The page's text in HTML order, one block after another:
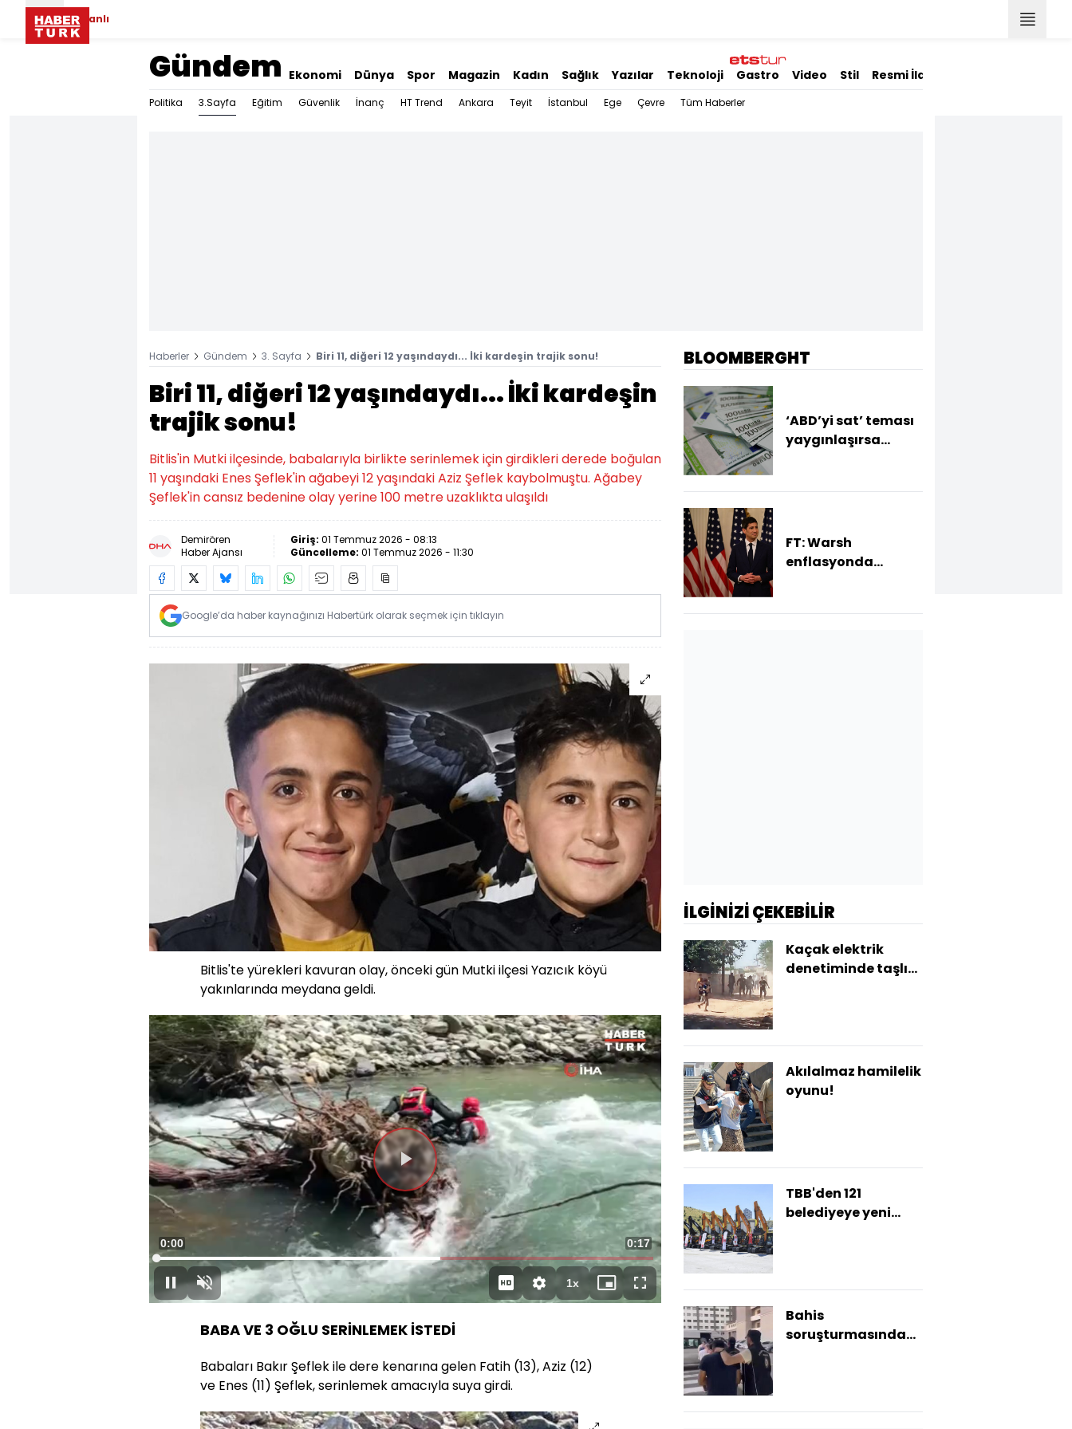
Canlı
Gündem Ekonomi Dünya Spor Magazin Kadın Sağlık Yazılar Teknoloji Gastro Video Stil Resmi İlanlar
Politika 3.Sayfa Eğitim Güvenlik İnanç HT Trend Ankara Teyit İstanbul Ege Çevre Tüm Haberler
Haberler Gündem 3. Sayfa Biri 11, diğeri 12 yaşındaydı... İki kardeşin trajik sonu!
Biri 11, diğeri 12 yaşındaydı... İki kardeşin
trajik sonu!
Bitlis'in Mutki ilçesinde, babalarıyla birlikte serinlemek için girdikleri derede boğulan
11 yaşındaki Enes Şeflek'in ağabeyi 12 yaşındaki Aziz Şeflek kaybolmuştu. Ağabey
Şeflek'in cansız bedenine olay yerine 100 metre uzaklıkta ulaşıldı
Demirören
Haber Ajansı
Giriş: 01 Temmuz 2026 - 08:13
Güncelleme: 01 Temmuz 2026 - 11:30
Google’da haber kaynağınızı Habertürk olarak seçmek için tıklayın
Bitlis'te yürekleri kavuran olay, önceki gün Mutki ilçesi Yazıcık köyü
yakınlarında meydana geldi.
Videoyu
Oynat
Oynat Sesi
Aç
Süre
0:00 Toplam
Süre
0:17
Yüklendi:
57.04%
1xOynatma
Hızı
Mini
oynatıcı
Tam
Ekran
BABA VE 3 OĞLU SERİNLEMEK İSTEDİ
Babaları Bakır Şeflek ile dere kenarına gelen Fatih (13), Aziz (12)
ve Enes (11) Şeflek, serinlemek amacıyla suya girdi.
BLOOMBERGHT
‘ABD’yi sat’ teması
yaygınlaşırsa
FT: Warsh
enflasyonda
İLGİNİZİ ÇEKEBİLİR
Kaçak elektrik
denetiminde taşlı
Akılalmaz hamilelik
oyunu!
TBB'den 121
belediyeye yeni
Bahis
soruşturmasında